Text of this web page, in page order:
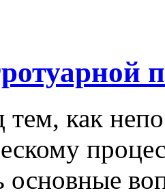
тем, как
основные